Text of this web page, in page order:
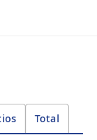
Total